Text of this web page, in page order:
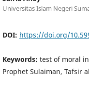
Universitas Islam Negeri
DOI: https://doi.org/
Keywords: test of moral
Prophet Sulaiman, Tafsir